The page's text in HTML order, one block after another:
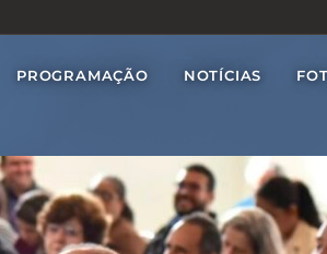
PROGRAMAÇÃO NOTÍCIAS